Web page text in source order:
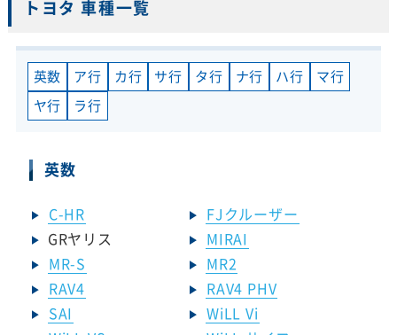
トヨタ 車種一覧
英数 ア行 カ行 サ行 タ行 ナ行 ハ行
マ行
ヤ行
ラ行
英数
C-HR
FJクルーザー
GRヤリス
MIRAI
MR-S
MR2
RAV4
RAV4 PHV
SAI
WiLL Vi